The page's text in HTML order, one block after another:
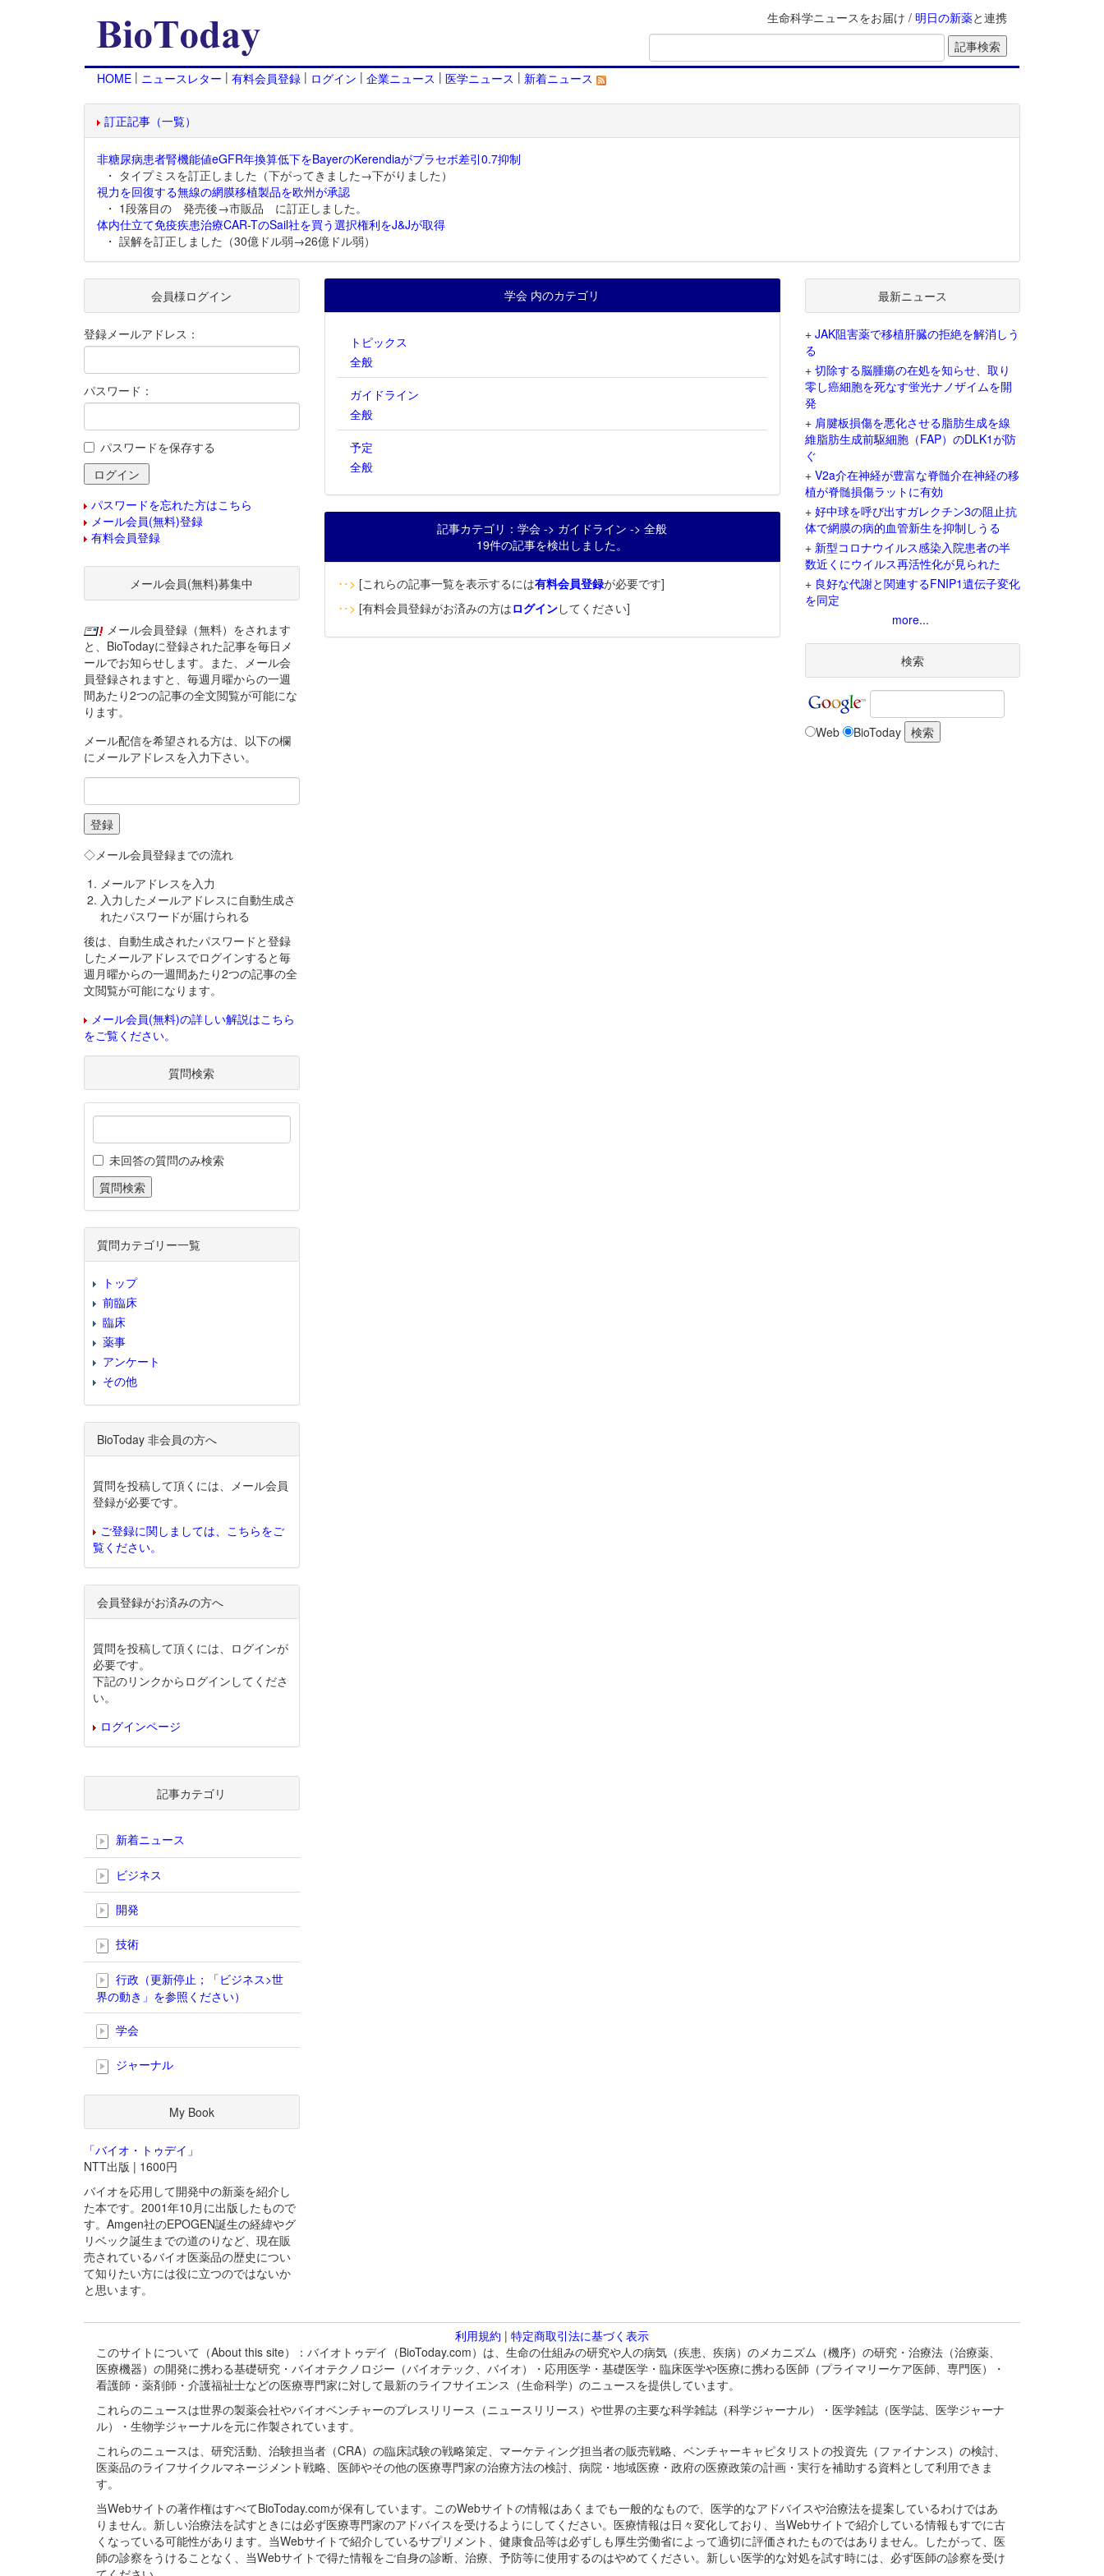
生命科学ニュースをお届け / 明日の新薬と連携
HOME | ニュースレター | 有料会員登録 | ログイン | 企業ニュース | 医学ニュース | 新着ニュース
訂正記事（一覧）
非糖尿病患者腎機能値eGFR年換算低下をBayerのKerendiaがプラセボ差引0.7抑制
・ タイプミスを訂正しました（下がってきました→下がりました）
視力を回復する無線の網膜移植製品を欧州が承認
・ 1段落目の 発売後→市販品 に訂正しました。
体内仕立て免疫疾患治療CAR-TのSail社を買う選択権利をJ&Jが取得
・ 誤解を訂正しました（30億ドル弱→26億ドル弱）
学会 内のカテゴリ
トピックス
全般
ガイドライン
全般
予定
全般
記事カテゴリ：学会 -> ガイドライン -> 全般
19件の記事を検出しました。
‥> [これらの記事一覧を表示するには有料会員登録が必要です]
‥> [有料会員登録がお済みの方はログインしてください]
会員様ログイン
登録メールアドレス：
パスワード：
パスワードを保存する
パスワードを忘れた方はこちら
メール会員(無料)登録
有料会員登録
メール会員(無料)募集中
メール会員登録（無料）をされます
と、BioTodayに登録された記事を毎日メ
ールでお知らせします。また、メール会
員登録されますと、毎週月曜からの一週
間あたり2つの記事の全文閲覧が可能にな
ります。
メール配信を希望される方は、以下の欄
にメールアドレスを入力下さい。
◇メール会員登録までの流れ
メールアドレスを入力
入力したメールアドレスに自動生成さ
れたパスワードが届けられる
後は、自動生成されたパスワードと登録
したメールアドレスでログインすると毎
週月曜からの一週間あたり2つの記事の全
文閲覧が可能になります。
メール会員(無料)の詳しい解説はこちら
をご覧ください。
質問検索
未回答の質問のみ検索
質問カテゴリー一覧
トップ
前臨床
臨床
薬事
アンケート
その他
BioToday 非会員の方へ
質問を投稿して頂くには、メール会員
登録が必要です。
ご登録に関しましては、こちらをご
覧ください。
会員登録がお済みの方へ
質問を投稿して頂くには、ログインが
必要です。
下記のリンクからログインしてくださ
い。
ログインページ
記事カテゴリ
新着ニュース
ビジネス
開発
技術
行政（更新停止；「ビジネス>世
界の動き」を参照ください）
学会
ジャーナル
My Book
「バイオ・トゥデイ」
NTT出版 | 1600円
バイオを応用して開発中の新薬を紹介し
た本です。2001年10月に出版したもので
す。Amgen社のEPOGEN誕生の経緯やグ
リベック誕生までの道のりなど、現在販
売されているバイオ医薬品の歴史につい
て知りたい方には役に立つのではないか
と思います。
最新ニュース
+ JAK阻害薬で移植肝臓の拒絶を解消しう
る
+ 切除する脳腫瘍の在処を知らせ、取り
零し癌細胞を死なす蛍光ナノザイムを開
発
+ 肩腱板損傷を悪化させる脂肪生成を線
維脂肪生成前駆細胞（FAP）のDLK1が防
ぐ
+ V2a介在神経が豊富な脊髄介在神経の移
植が脊髄損傷ラットに有効
+ 好中球を呼び出すガレクチン3の阻止抗
体で網膜の病的血管新生を抑制しうる
+ 新型コロナウイルス感染入院患者の半
数近くにウイルス再活性化が見られた
+ 良好な代謝と関連するFNIP1遺伝子変化
を同定
more...
検索
Web BioToday
利用規約 | 特定商取引法に基づく表示
このサイトについて（About this site）：バイオトゥデイ（BioToday.com）は、生命の仕組みの研究や人の病気（疾患、疾病）のメカニズム（機序）の研究・治療法（治療薬、
医療機器）の開発に携わる基礎研究・バイオテクノロジー（バイオテック、バイオ）・応用医学・基礎医学・臨床医学や医療に携わる医師（プライマリーケア医師、専門医）・
看護師・薬剤師・介護福祉士などの医療専門家に対して最新のライフサイエンス（生命科学）のニュースを提供しています。
これらのニュースは世界の製薬会社やバイオベンチャーのプレスリリース（ニュースリリース）や世界の主要な科学雑誌（科学ジャーナル）・医学雑誌（医学誌、医学ジャーナ
ル）・生物学ジャーナルを元に作製されています。
これらのニュースは、研究活動、治験担当者（CRA）の臨床試験の戦略策定、マーケティング担当者の販売戦略、ベンチャーキャピタリストの投資先（ファイナンス）の検討、
医薬品のライフサイクルマネージメント戦略、医師やその他の医療専門家の治療方法の検討、病院・地域医療・政府の医療政策の計画・実行を補助する資料として利用できま
す。
当Webサイトの著作権はすべてBioToday.comが保有しています。このWebサイトの情報はあくまでも一般的なもので、医学的なアドバイスや治療法を提案しているわけではあ
りません。新しい治療法を試すときには必ず医療専門家のアドバイスを受けるようにしてください。医療情報は日々変化しており、当Webサイトで紹介している情報もすでに古
くなっている可能性があります。当Webサイトで紹介しているサプリメント、健康食品等は必ずしも厚生労働省によって適切に評価されたものではありません。したがって、医
師の診察をうけることなく、当Webサイトで得た情報をご自身の診断、治療、予防等に使用するのはやめてください。新しい医学的な対処を試す時には、必ず医師の診察を受け